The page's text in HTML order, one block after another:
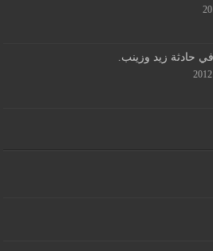
حادثة زيد وزينب.